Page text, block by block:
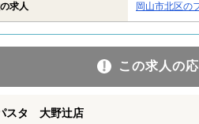
求人 岡山市北区の
この求人の
スタ 大野辻店